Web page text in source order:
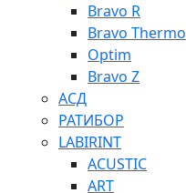
Bravo R
Bravo Thermo
Optim
Bravo Z
АСД
РАТИБОР
LABIRINT
ACUSTIC
ART